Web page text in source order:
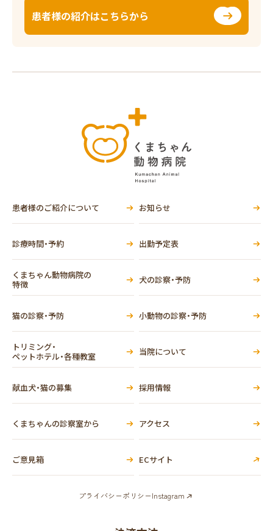
患者様の紹介はこちらから
患者様のご紹介について お知らせ
診療時間・予約 出勤予定表
くまちゃん動物病院の
特徴
犬の診察・予防
猫の診察・予防 小動物の診察・予防
トリミング・
ペットホテル・各種教室
当院について
献血犬・猫の募集 採用情報
くまちゃんの診察室から アクセス
ご意見箱 ECサイト
プライバシーポリシーInstagram